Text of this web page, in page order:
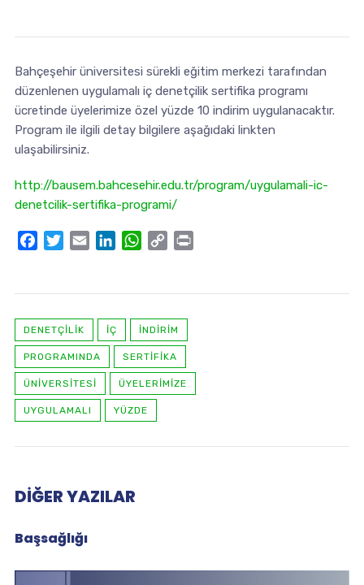
Bahçeşehir üniversitesi sürekli eğitim merkezi tarafından
düzenlenen uygulamalı iç denetçilik sertifika programı
ücretinde üyelerimize özel yüzde 10 indirim uygulanacaktır.
Program ile ilgili detay bilgilere aşağıdaki linkten
ulaşabilirsiniz.
http://bausem.bahcesehir.edu.tr/program/uygulamali-ic-
denetcilik-sertifika-programi/
FacebookTwitter
Email LinkedInWhatsApp
Copy
DENETÇILIK IÇ INDIRIM
PROGRAMINDA SERTIFIKA
ÜNIVERSITESI ÜYELERIMIZE
UYGULAMALI YÜZDE
DIĞER YAZILAR
Başsağlığı